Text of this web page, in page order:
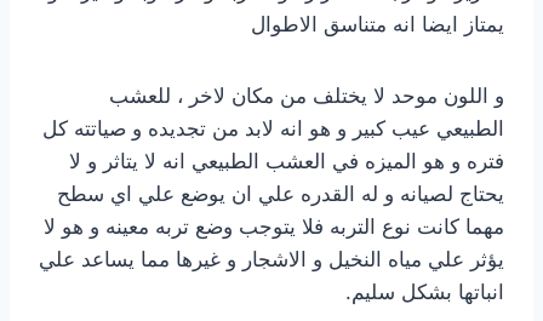
يمتاز ايضا انه متناسق الاطوال
و اللون موحد لا يختلف من مكان لاخر ، للعشب
الطبيعي عيب كبير و هو انه لابد من تجديده و صياتته كل
فتره و هو الميزه في العشب الطبيعي انه لا يتاثر و لا
يحتاج لصيانه و له القدره علي ان يوضع علي اي سطح
مهما كانت نوع التربه فلا يتوجب وضع تربه معينه و هو لا
يؤثر علي مياه النخيل و الاشجار و غيرها مما يساعد علي
انباتها بشكل سليم.